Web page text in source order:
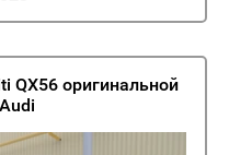
QX56 оригинальной